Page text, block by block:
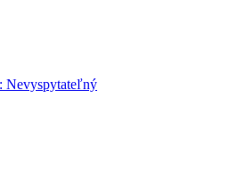
Nevyspytateľný